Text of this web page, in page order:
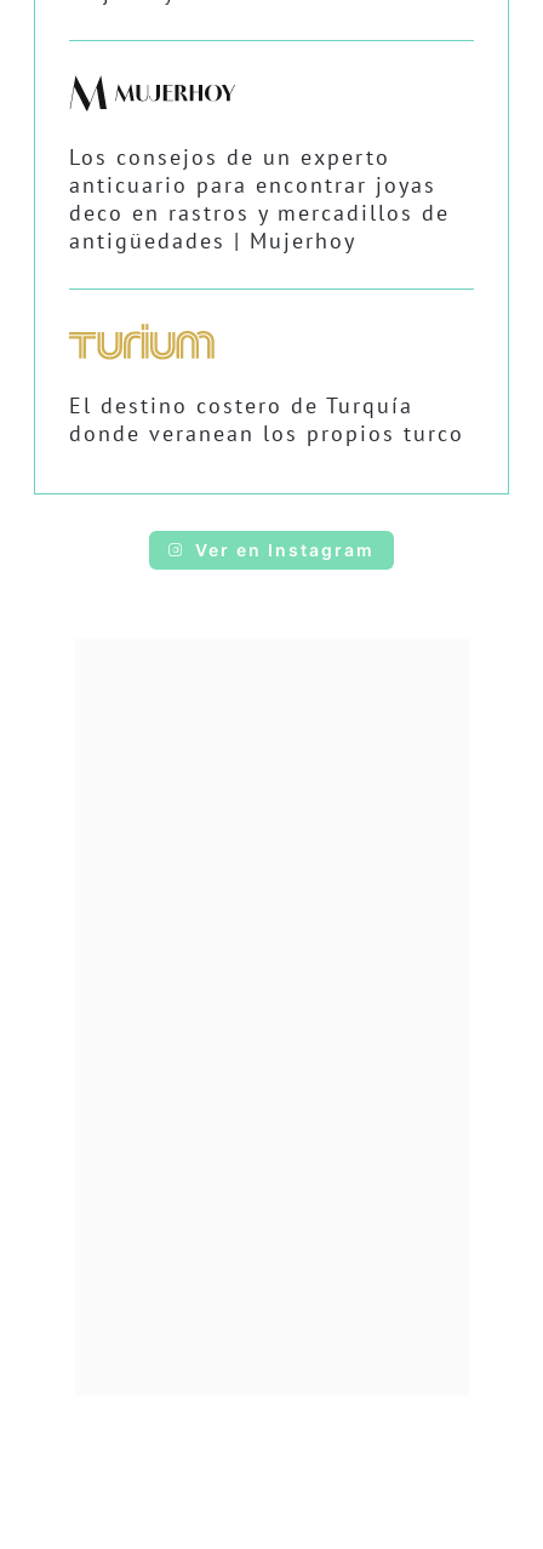
Los consejos de un experto
anticuario para encontrar joyas
deco en rastros y mercadillos de
antigüedades | Mujerhoy
El destino costero de Turquía
donde veranean los propios turco
Ver en Instagram